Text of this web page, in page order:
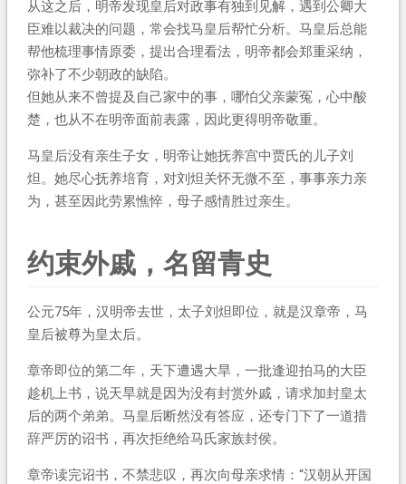
从这之后，明帝发现皇后对政事有独到见解，遇到公卿大
臣难以裁决的问题，常会找马皇后帮忙分析。马皇后总能
帮他梳理事情原委，提出合理看法，明帝都会郑重采纳，
弥补了不少朝政的缺陷。
但她从来不曾提及自己家中的事，哪怕父亲蒙冤，心中酸
楚，也从不在明帝面前表露，因此更得明帝敬重。
马皇后没有亲生子女，明帝让她抚养宫中贾氏的儿子刘
炟。她尽心抚养培育，对刘炟关怀无微不至，事事亲力亲
为，甚至因此劳累憔悴，母子感情胜过亲生。
约束外戚，名留青史
公元75年，汉明帝去世，太子刘炟即位，就是汉章帝，马
皇后被尊为皇太后。
章帝即位的第二年，天下遭遇大旱，一批逢迎拍马的大臣
趁机上书，说天旱就是因为没有封赏外戚，请求加封皇太
后的两个弟弟。马皇后断然没有答应，还专门下了一道措
辞严厉的诏书，再次拒绝给马氏家族封侯。
章帝读完诏书，不禁悲叹，再次向母亲求情：“汉朝从开国